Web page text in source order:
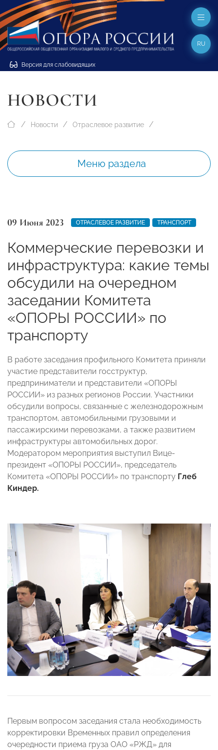
Версия для слабовидящих
RU
НОВОСТИ
Новости Отраслевое развитие
Меню раздела
09 Июня 2023 ОТРАСЛЕВОЕ РАЗВИТИЕ ТРАНСПОРТ
Коммерческие перевозки и
инфраструктура: какие темы
обсудили на очередном
заседании Комитета
«ОПОРЫ РОССИИ» по
транспорту
В работе заседания профильного Комитета приняли
участие представители госструктур,
предприниматели и представители «ОПОРЫ
РОССИИ» из разных регионов России. Участники
обсудили вопросы, связанные с железнодорожным
транспортом, автомобильными грузовыми и
пассажирскими перевозками, а также развитием
инфраструктуры автомобильных дорог.
Модератором мероприятия выступил Вице-
президент «ОПОРЫ РОССИИ», председатель
Комитета «ОПОРЫ РОССИИ» по транспорту Глеб
Киндер.
Первым вопросом заседания стала необходимость
корректировки Временных правил определения
очередности приема груза ОАО «РЖД» для